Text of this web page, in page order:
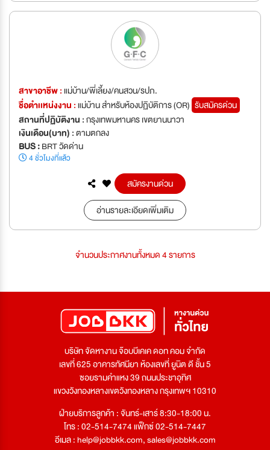
สาขาอาชีพ :แม่บ้าน/พี่เลี้ยง/คนสวน/รปภ.
ชื่อตำเเหน่งงาน :แม่บ้าน สำหรับห้องปฏิบัติการ (OR) รับสมัครด่วน
สถานที่ปฏิบัติงาน :กรุงเทพมหานคร เขตยานนาวา
เงินเดือน(บาท) :ตามตกลง
BUS :BRT วัดด่าน
4 ชั่วโมงที่แล้ว
สมัครงานด่วน
อ่านรายละเอียดเพิ่มเติม
จำนวนประกาศงานทั้งหมด 4 รายการ
บริษัท จัดหางาน จ๊อบบีเคเค ดอท คอม จำกัด
เลขที่ 625 อาคารทัศนียา ห้องเลขที่ ยูนิต ดี ชั้น 5
ซอยรามคำแหง 39 ถนนประชาอุทิศ
แขวงวังทองหลางเขตวังทองหลาง กรุงเทพฯ 10310
ฝ่ายบริการลูกค้า : จันทร์-เสาร์ 8:30-18:00 น.
โทร : 02-514-7474 แฟ็กซ์ 02-514-7447
อีเมล :help@jobbkk.com,sales@jobbkk.com